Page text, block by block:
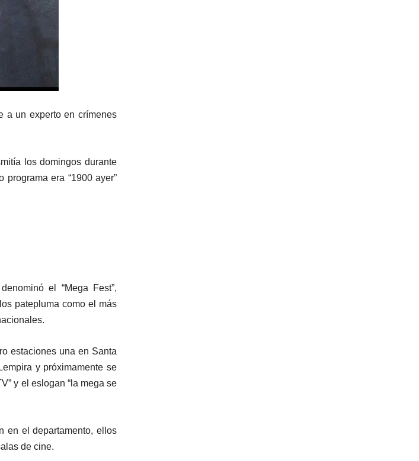
a un experto en crímenes
los domingos durante
era “1900 ayer”
el “Mega Fest”,
patepluma como el más
estaciones una en Santa
y próximamente se
y el eslogan “la mega se
en el departamento, ellos
de cine.